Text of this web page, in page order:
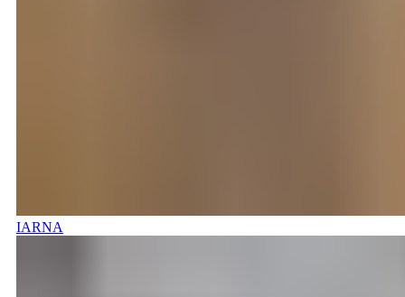
IARNA